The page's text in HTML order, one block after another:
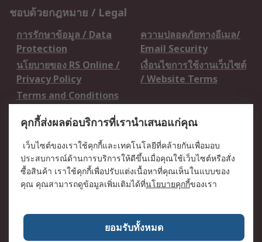
ชอบด้วยกฎหมาย / Legal
การรักษาข้อมูล / Data
Protection
ความปลอดภัยทางอีเมล/
Email Security
นโยบายของ RS Online /
Privacy Policy
เงื่อนไขการใช้งานเว็บไซต์
/ Website Terms
Terms and Conditions
เกี่ยวกับ RS / About RS
RS ทั่วโลก / RS
Worldwide
ข่าวประชาสัมพันธ์ / Press
Centre
บริษัทในเครือ RS /
วิธีการชำระเงิน /
เกี่ยวกับ RS / About RS
อาชีพที่ RS / Careers
คุกกี้ส่งผลต่อบริการที่เรานำเสนอแก่คุณ
เว็บไซต์ของเราใช้คุกกี้และเทคโนโลยีที่คล้ายกันเพื่อมอบ
ประสบการณ์ด้านการบริการให้ดีขึ้นเมื่อคุณใช้เว็บไซต์หรือสั่ง
ซื้อสินค้า เราใช้คุกกี้เพื่อปรับแต่งเนื้อหาที่คุณเห็นในแบบของ
คุณ คุณสามารถดูข้อมูลเพิ่มเติมได้ที่นโยบายคุกกี้ของเรา
ยอมรับทั้งหมด